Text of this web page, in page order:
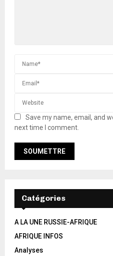
Save my name, email, and
next time I comment.
Catégories
A LA UNE RUSSIE-AFRIQUE
AFRIQUE INFOS
Analyses